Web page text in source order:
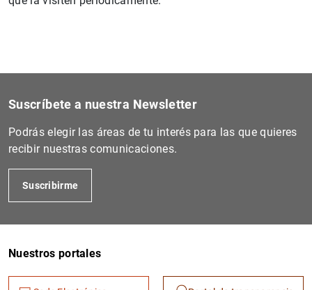
Suscríbete a nuestra Newsletter
Podrás elegir las áreas de tu interés para las que quieres
recibir nuestras comunicaciones.
Suscribirme
Nuestros portales